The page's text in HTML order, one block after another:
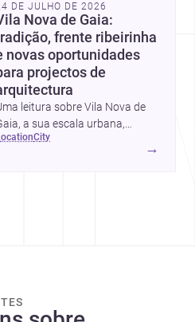
DE JULHO DE 2026
Nova de Gaia:
frente ribeirinha
novas oportunidades
projectos de
leitura sobre Vila Nova de
a sua escala urbana,
arquitectónico e
location city
→